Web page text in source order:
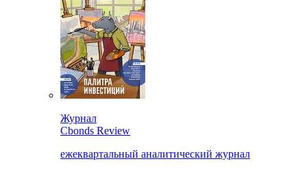
Журнал
Cbonds Review
ежеквартальный аналитический журнал